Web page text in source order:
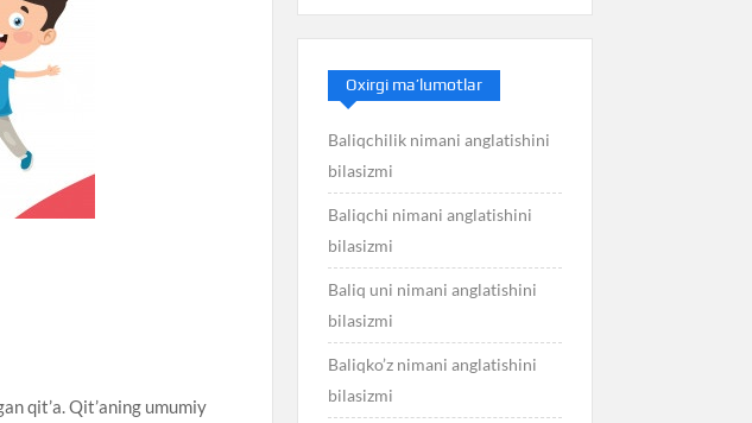
qit’a. Qit’aning umumiy
Oxirgi ma’lumotlar
Baliqchilik nimani anglatishini
bilasizmi
Baliqchi nimani anglatishini
bilasizmi
Baliq uni nimani anglatishini
bilasizmi
Baliqko’z nimani anglatishini
bilasizmi